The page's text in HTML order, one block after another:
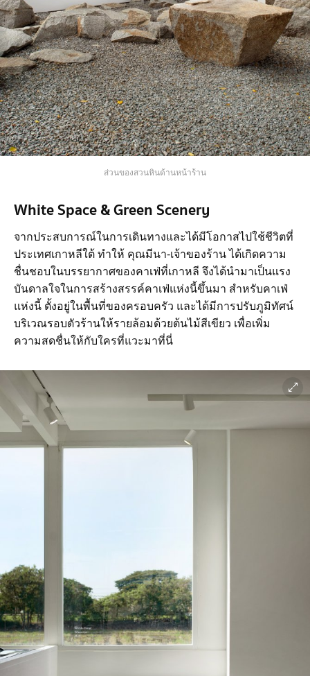
ส่วนของสวนหินด้านหน้าร้าน
White Space & Green Scenery
จากประสบการณ์ในการเดินทางและได้มีโอกาสไปใช้ชีวิตที่
ประเทศเกาหลีใต้ ทำให้ คุณมีนา-เจ้าของร้าน ได้เกิดความ
ชื่นชอบในบรรยากาศของคาเฟ่ที่เกาหลี จึงได้นำมาเป็นแรง
บันดาลใจในการสร้างสรรค์คาเฟ่แห่งนี้ขึ้นมา สำหรับคาเฟ่
แห่งนี้ ตั้งอยู่ในพื้นที่ของครอบครัว และได้มีการปรับภูมิทัศน์
บริเวณรอบตัวร้านให้รายล้อมด้วยต้นไม้สีเขียว เพื่อเพิ่ม
ความสดชื่นให้กับใครที่แวะมาที่นี่